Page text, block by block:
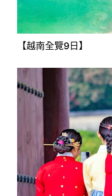
【越南全覽9日】